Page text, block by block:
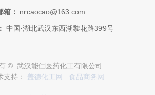
箱： nrcaocao@163.com
中国·湖北武汉东西湖黎花路399号
© 武汉能仁医药化工有限公司
支持： 盖德化工网 食品商务网